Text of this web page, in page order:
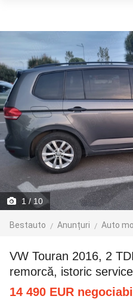
1 / 10
Bestauto Anunțuri Auto
VW Touran 2016, 2 TDI manual, 7 locuri, cârlig
remorcă, istoric service
14 490 EUR negociabil